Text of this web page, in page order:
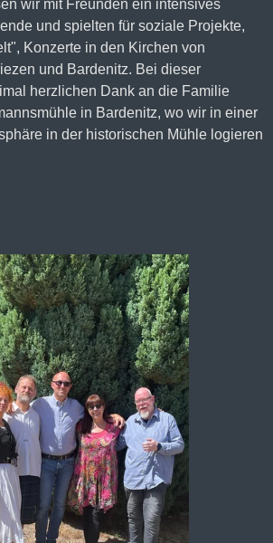
wir mit Freunden ein intensives
und spielten für soziale Projekte,
Konzerte in den Kirchen von
und Bardenitz. Bei dieser
herzlichen Dank an die Familie
in Bardenitz, wo wir in einer
in der historischen Mühle logieren